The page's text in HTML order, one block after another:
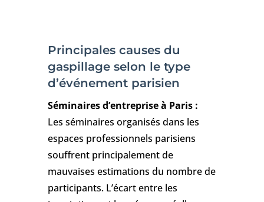
Principales causes du
gaspillage selon le type
d’événement parisien
Séminaires d’entreprise à Paris :
Les séminaires organisés dans les
espaces professionnels parisiens
souffrent principalement de
mauvaises estimations du nombre de
participants. L’écart entre les